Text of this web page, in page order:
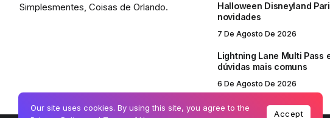
Simplesmentes, Coisas de Orlando.
Halloween Disneyland
novidades
7 De Agosto De 2026
Lightning Lane Multi Pass
dúvidas mais comuns
6 De Agosto De 2026
Our site uses cookies. By using this site, you agree to the
Accept